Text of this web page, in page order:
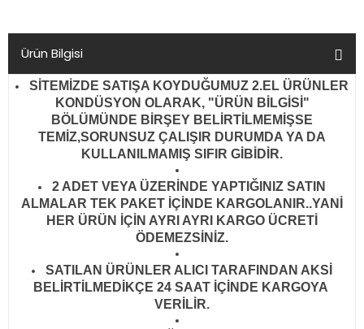
Ürün Bilgisi
SİTEMİZDE SATIŞA KOYDUĞUMUZ 2.EL ÜRÜNLER
KONDÜSYON OLARAK, "ÜRÜN BİLGİSİ"
BÖLÜMÜNDE BİRŞEY BELİRTİLMEMİŞSE
TEMİZ,SORUNSUZ ÇALIŞIR DURUMDA YA DA
KULLANILMAMIŞ SIFIR GİBİDİR.
2 ADET VEYA ÜZERİNDE YAPTIĞINIZ SATIN
ALMALAR TEK PAKET İÇİNDE KARGOLANIR..YANİ
HER ÜRÜN İÇİN AYRI AYRI KARGO ÜCRETİ
ÖDEMEZSİNİZ.
SATILAN ÜRÜNLER ALICI TARAFINDAN AKSİ
BELİRTİLMEDİKÇE 24 SAAT İÇİNDE KARGOYA
VERİLİR.